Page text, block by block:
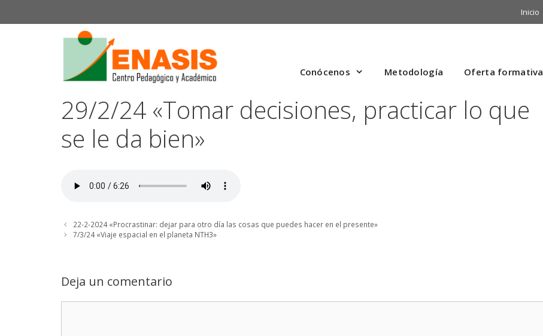
Inicio
Conócenos Metodología Oferta formativa
29/2/24 «Tomar decisiones, practicar lo que
se le da bien»
22-2-2024 «Procrastinar: dejar para otro día las cosas que puedes hacer en el presente»
7/3/24 «Viaje espacial en el planeta NTH3»
Deja un comentario